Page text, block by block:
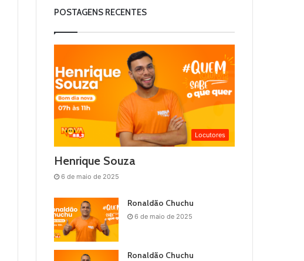
POSTAGENS RECENTES
Locutores
Henrique Souza
6 de maio de 2025
Ronaldão Chuchu
6 de maio de 2025
Ronaldão Chuchu